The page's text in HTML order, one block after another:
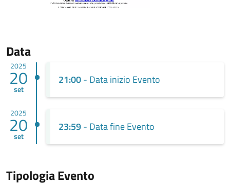
Data
2025
20
set
21:00- Data inizio Evento
2025
20
set
23:59- Data fine Evento
Tipologia Evento